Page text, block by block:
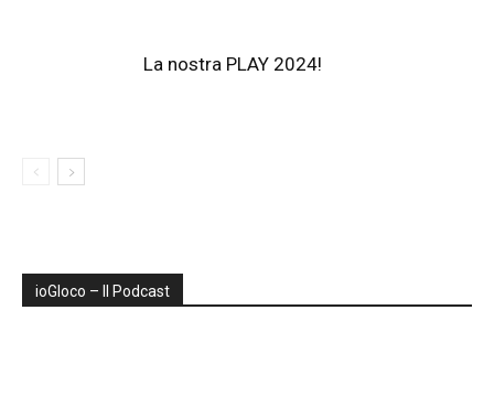
La nostra PLAY 2024!
ioGIoco – Il Podcast